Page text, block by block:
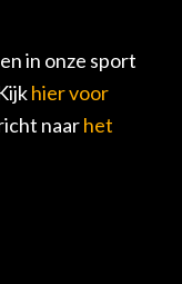
in onze sport
hier voor
naarhet